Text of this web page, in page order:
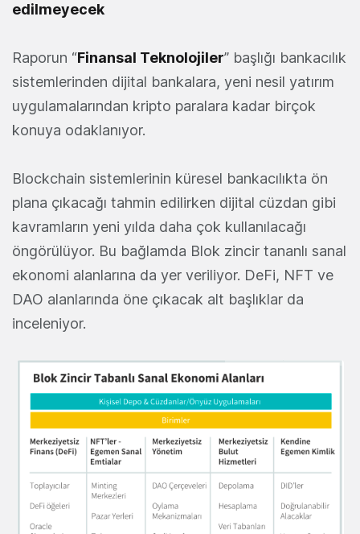
edilmeyecek
Raporun “Finansal Teknolojiler” başlığı bankacılık
sistemlerinden dijital bankalara, yeni nesil yatırım
uygulamalarından kripto paralara kadar birçok
konuya odaklanıyor.
Blockchain sistemlerinin küresel bankacılıkta ön
plana çıkacağı tahmin edilirken dijital cüzdan gibi
kavramların yeni yılda daha çok kullanılacağı
öngörülüyor. Bu bağlamda Blok zincir tananlı sanal
ekonomi alanlarına da yer veriliyor. DeFi, NFT ve
DAO alanlarında öne çıkacak alt başlıklar da
inceleniyor.